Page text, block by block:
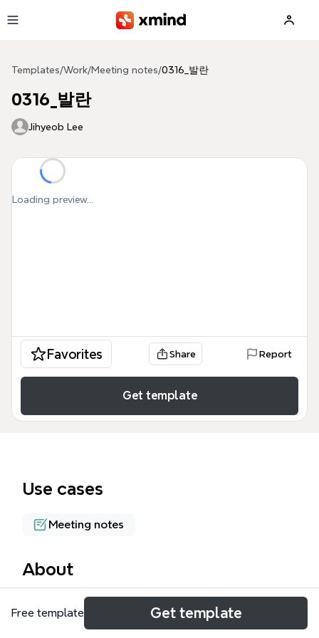
Templates/Work/Meeting notes/0316_발란
0316_발란
Jihyeob Lee
Loading preview...
Favorites Share Report
Get template
Use cases
Meeting notes
About
0316_발란 마인드맵은 명품 커머스 플랫폼 발란
(BALAAN)의 비즈니스 모델, 시장 전략 및 AI 기술 도입
Free template Get template